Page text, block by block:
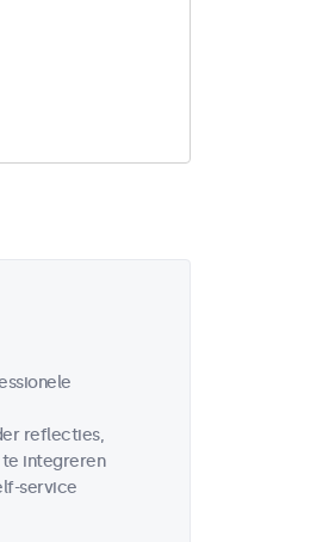
reflecties,
te integreren
service